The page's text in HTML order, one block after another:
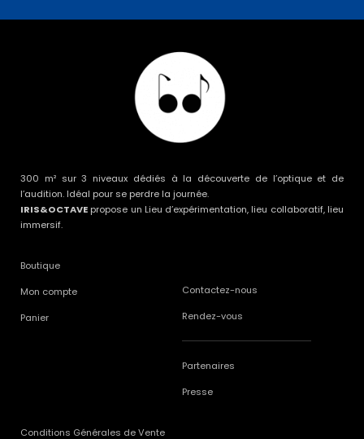
300 m² sur 3 niveaux dédiés à la découverte de l’optique et de
l’audition. Idéal pour se perdre la journée.
IRIS&OCTAVE propose un Lieu d’expérimentation, lieu collaboratif, lieu
immersif.
Boutique
Mon compte
Panier
Contactez-nous
Rendez-vous
Partenaires
Presse
Conditions Générales de Vente